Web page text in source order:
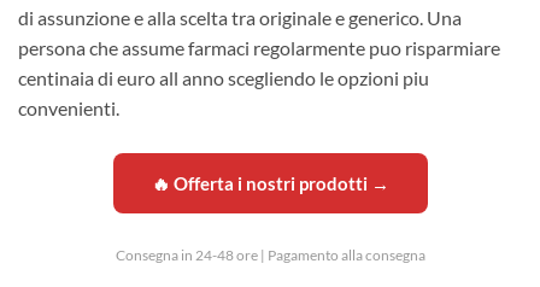
di assunzione e alla scelta tra originale e generico. Una
persona che assume farmaci regolarmente puo risparmiare
centinaia di euro all anno scegliendo le opzioni piu
convenienti.
🔥 Offerta i nostri prodotti →
Consegna in 24-48 ore | Pagamento alla consegna